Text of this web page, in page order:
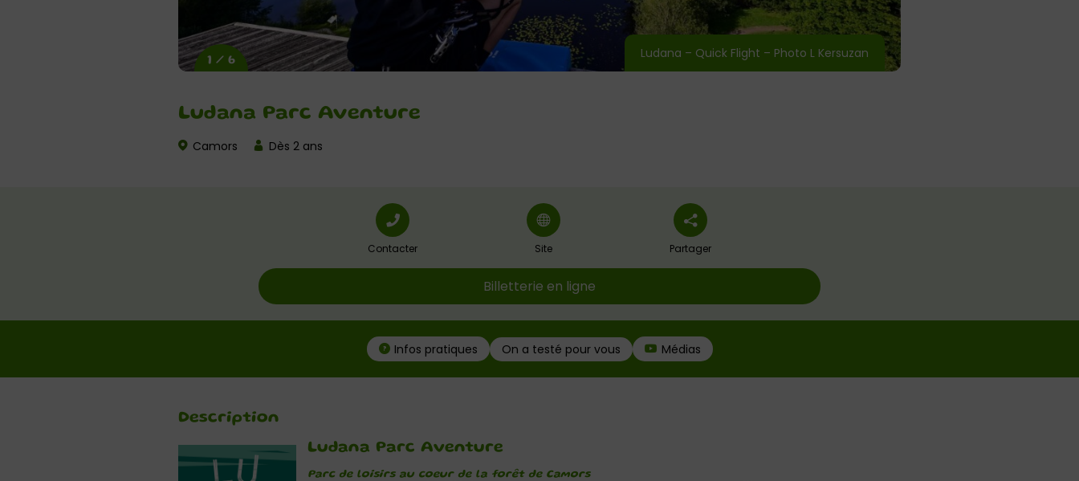
Ludana Parc Aventure
Camors Dès 2 ans
Ludana – Quick Flight – Photo L Kersuzan
1 / 6
Contacter Site Partager
Billetterie en ligne
Infos pratiques On a testé pour vous Médias
Description
Ludana Parc Aventure
Parc de loisirs au coeur de la forêt de Camors